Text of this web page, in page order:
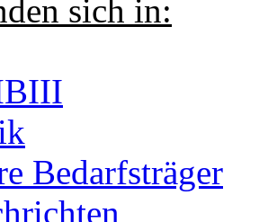
sich in:
Bedarfsträger